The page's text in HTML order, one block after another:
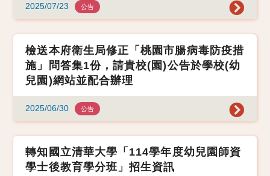
2025/07/23 公告
檢送本府衛生局修正「桃園市腸病毒防疫措
施」問答集1份，請貴校(園)公告於學校(幼
兒園)網站並配合辦理
2025/06/30 公告
轉知國立清華大學「114學年度幼兒園師資
學士後教育學分班」招生資訊